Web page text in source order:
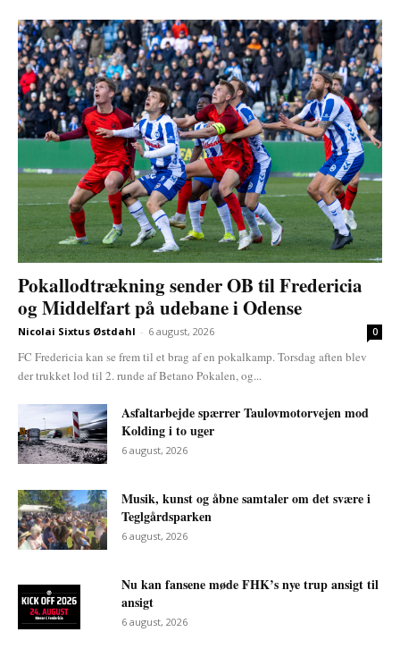
Pokallodtrækning sender OB til Fredericia
og Middelfart på udebane i Odense
Nicolai Sixtus Østdahl - 6 august, 2026 0
FC Fredericia kan se frem til et brag af en pokalkamp. Torsdag aften blev
der trukket lod til 2. runde af Betano Pokalen, og...
Asfaltarbejde spærrer Taulovmotorvejen mod
Kolding i to uger
6 august, 2026
Musik, kunst og åbne samtaler om det svære i
Teglgårdsparken
6 august, 2026
Nu kan fansene møde FHK’s nye trup ansigt til
ansigt
6 august, 2026